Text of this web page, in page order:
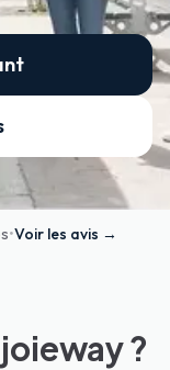
•Voir les avis →
?